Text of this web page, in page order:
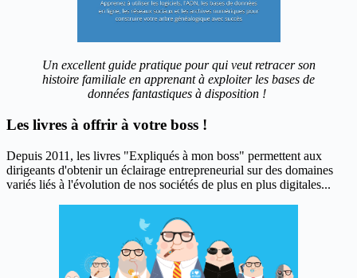
Un excellent guide pratique pour qui veut retracer son
histoire familiale en apprenant à exploiter les bases de
données fantastiques à disposition !
Les livres à offrir à votre boss !
Depuis 2011, les livres "Expliqués à mon boss" permettent aux
dirigeants d'obtenir un éclairage entrepreneurial sur des domaines
variés liés à l'évolution de nos sociétés de plus en plus digitales...